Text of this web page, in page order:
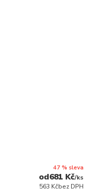
47 % sleva
681 Kč/ks
563 Kčbez DPH